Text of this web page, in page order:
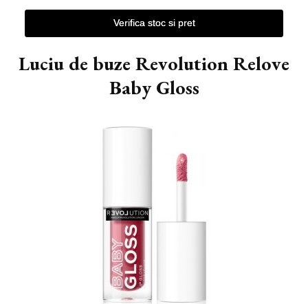
Verifica stoc si pret
Luciu de buze Revolution Relove
Baby Gloss